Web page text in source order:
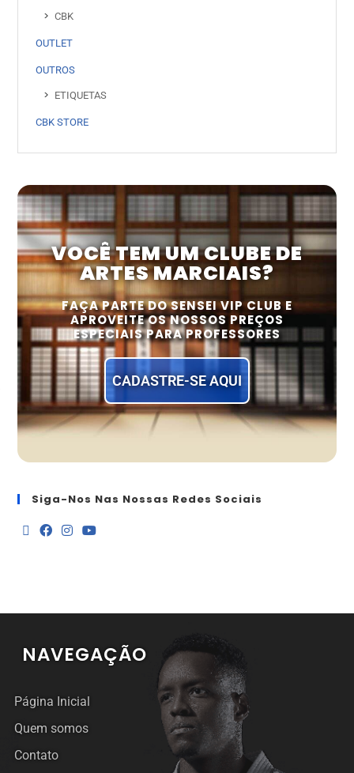
CBK
OUTLET
OUTROS
ETIQUETAS
CBK STORE
VOCÊ TEM UM CLUBE DE
ARTES MARCIAIS?
FAÇA PARTE DO SENSEI VIP CLUB E
APROVEITE OS NOSSOS PREÇOS
ESPECIAIS PARA PROFESSORES
CADASTRE-SE AQUI
Siga-Nos Nas Nossas Redes Sociais
NAVEGAÇÃO
Página Inicial
Quem somos
Contato